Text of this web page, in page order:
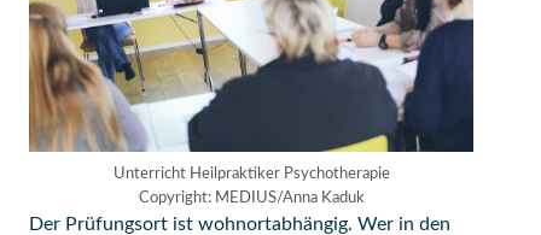
Unterricht Heilpraktiker Psychotherapie
Copyright: MEDIUS/Anna Kaduk
Der Prüfungsort ist wohnortabhängig. Wer in den